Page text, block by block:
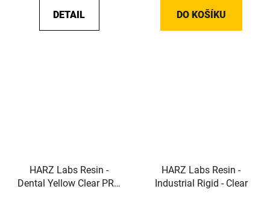
DETAIL DO KOŠÍKU
HARZ Labs Resin -
Dental Yellow Clear PRO
HARZ Labs Resin -
Industrial Rigid - Clear